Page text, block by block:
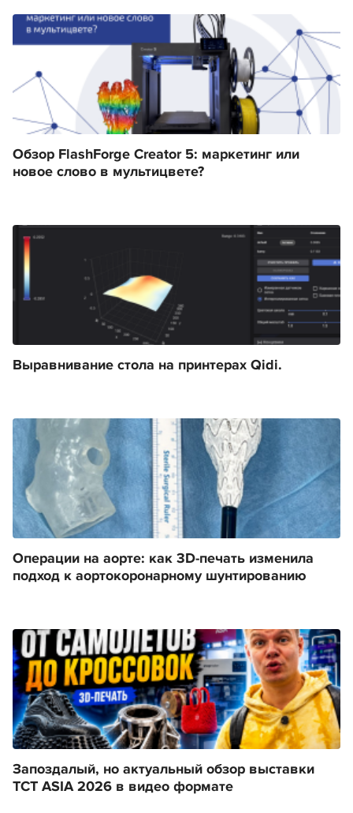
Обзор FlashForge Creator 5: маркетинг или
новое слово в мультицвете?
Выравнивание стола на принтерах Qidi.
Операции на аорте: как 3D-печать изменила
подход к аортокоронарному шунтированию
Запоздалый, но актуальный обзор выставки
TCT ASIA 2026 в видео формате